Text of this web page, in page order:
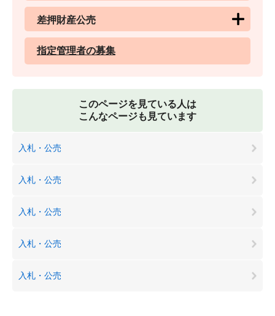
差押財産公売
指定管理者の募集
このページを見ている人は
こんなページも見ています
入札・公売
入札・公売
入札・公売
入札・公売
入札・公売